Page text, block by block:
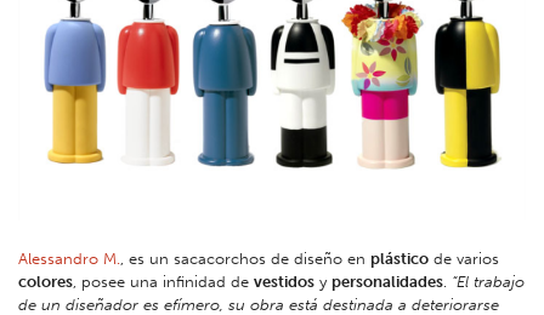
Alessandro M., es un sacacorchos de diseño en plástico de varios
colores, posee una infinidad de vestidos y personalidades. “El trabajo
de un diseñador es efímero, su obra está destinada a deteriorarse